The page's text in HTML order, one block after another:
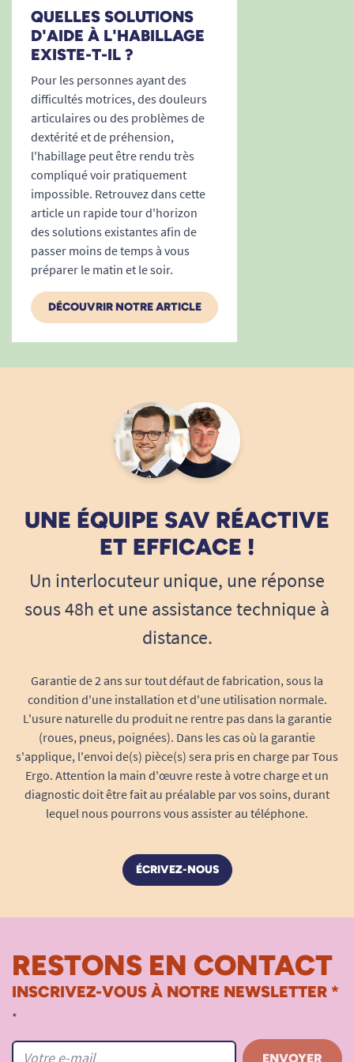
La coupe légèrement trapèze procure une
aisance appréciable au niveau du buste et des
hanches. Le pli creux situé dans le dos améliore
encore le confort en position assise comme lors
des déplacements.
Cette conception favorise la liberté de
mouvement tout en conservant une silhouette
élégante et féminine.
Des tailles adaptées à de nombreuses
morphologies
Disponible du 38 au 48, ce chemisier permet à
chaque utilisatrice de trouver une taille adaptée
à sa morphologie.
Sa coupe confortable évite les sensations de
compression et accompagne naturellement les
mouvements du quotidien.
Une fabrication française qui valorise
le savoir-faire local
Conçu et fabriqué dans les Hauts-de-
Le chemisier senior à fermeture aimantée
forESTIME est fabriqué en France, dans les
Hauts-de-France. Ce choix de production permet
de valoriser un savoir-faire textile local tout en
garantissant un suivi rigoureux de la fabrication.
Pour de nombreuses clientes, acheter un
une manière de soutenir l'emploi local et de
privilégier une production de proximité.
Une marque engagée pour l'autonomie
La marque forESTIME développe des vêtements
adaptés qui ressemblent à des vêtements du
quotidien. L'objectif est simple : permettre aux
personnes rencontrant des difficultés
renoncer à leur style.
gestes tout en préservant l'élégance et la dignité
Des matériaux certifiés sans substances
QUELLES SOLUTIONS
D'AIDE À L'HABILLAGE
EXISTE-T-IL ?
Pour les personnes ayant des
difficultés motrices, des douleurs
articulaires ou des problèmes de
dextérité et de préhension,
l'habillage peut être rendu très
compliqué voir pratiquement
impossible. Retrouvez dans cette
article un rapide tour d'horizon
des solutions existantes afin de
passer moins de temps à vous
préparer le matin et le soir.
DÉCOUVRIR NOTRE ARTICLE
UNE ÉQUIPE SAV RÉACTIVE
ET EFFICACE !
Un interlocuteur unique, une réponse
sous 48h et une assistance technique à
distance.
Garantie de 2 ans sur tout défaut de fabrication, sous la
condition d'une installation et d'une utilisation normale.
L'usure naturelle du produit ne rentre pas dans la garantie
(roues, pneus, poignées). Dans les cas où la garantie
s'applique, l'envoi de(s) pièce(s) sera pris en charge par Tous
Ergo. Attention la main d'œuvre reste à votre charge et un
diagnostic doit être fait au préalable par vos soins, durant
lequel nous pourrons vous assister au téléphone.
ÉCRIVEZ-NOUS
RESTONS EN CONTACT
INSCRIVEZ-VOUS À NOTRE NEWSLETTER *
*